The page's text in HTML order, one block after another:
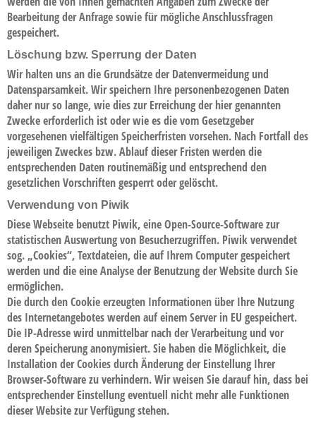
Bearbeitung der Anfrage sowie für mögliche Anschlussfragen
gespeichert.
Löschung bzw. Sperrung der Daten
Wir halten uns an die Grundsätze der Datenvermeidung und
Datensparsamkeit. Wir speichern Ihre personenbezogenen Daten
daher nur so lange, wie dies zur Erreichung der hier genannten
Zwecke erforderlich ist oder wie es die vom Gesetzgeber
vorgesehenen vielfältigen Speicherfristen vorsehen. Nach Fortfall des
jeweiligen Zweckes bzw. Ablauf dieser Fristen werden die
entsprechenden Daten routinemäßig und entsprechend den
gesetzlichen Vorschriften gesperrt oder gelöscht.
Verwendung von Piwik
Diese Webseite benutzt Piwik, eine Open-Source-Software zur
statistischen Auswertung von Besucherzugriffen. Piwik verwendet
sog. „Cookies“, Textdateien, die auf Ihrem Computer gespeichert
werden und die eine Analyse der Benutzung der Website durch Sie
ermöglichen.
Die durch den Cookie erzeugten Informationen über Ihre Nutzung
des Internetangebotes werden auf einem Server in EU gespeichert.
Die IP-Adresse wird unmittelbar nach der Verarbeitung und vor
deren Speicherung anonymisiert. Sie haben die Möglichkeit, die
Installation der Cookies durch Änderung der Einstellung Ihrer
Browser-Software zu verhindern. Wir weisen Sie darauf hin, dass bei
entsprechender Einstellung eventuell nicht mehr alle Funktionen
dieser Website zur Verfügung stehen.